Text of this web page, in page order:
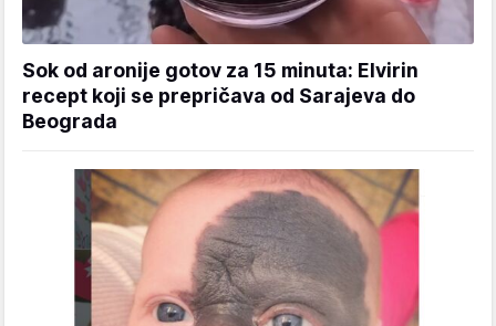
Sok od aronije gotov za 15 minuta: Elvirin
recept koji se prepričava od Sarajeva do
Beograda